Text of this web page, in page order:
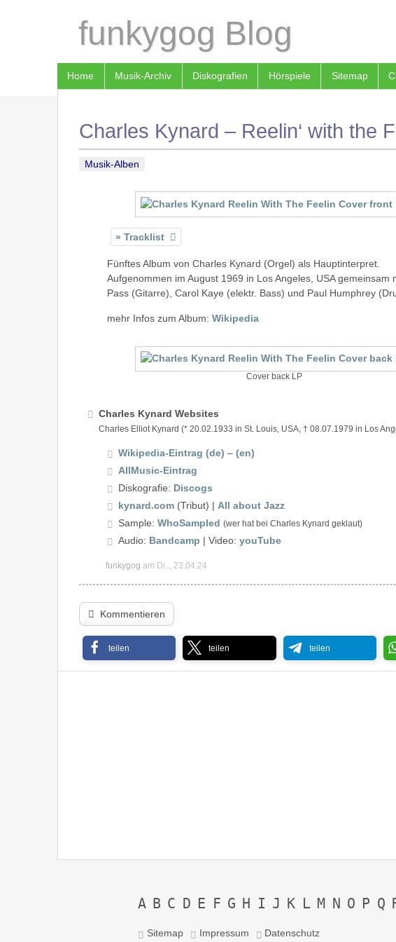
funkygog Blog
Home Musik-Archiv Diskografien Hörspiele Sitemap
Charles Kynard – Reelin‘ with the
Musik-Alben
Tracklist
Fünftes Album von Charles Kynard (Orgel) als Hauptinterpret.
Aufgenommen im August 1969 in Los Angeles, USA
Pass (Gitarre), Carol Kaye (elektr. Bass) und Paul Humphrey
mehr Infos zum Album: Wikipedia
Cover back LP
Charles Kynard Websites
Charles Elliot Kynard (* 20.02.1933 in St. Louis, USA, † 08.07.1979 in Los
Wikipedia-Eintrag (de) – (en)
AllMusic-Eintrag
Diskografie: Discogs
kynard.com (Tribut) | All about Jazz
Sample: WhoSampled (wer hat bei Charles Kynard geklaut)
Audio: Bandcamp | Video: youTube
funkygog am Di.., 23.04.24
Kommentieren
teilen teilen teilen
A B C D E F G H I J K L M N O P Q
Sitemap Impressum Datenschutz